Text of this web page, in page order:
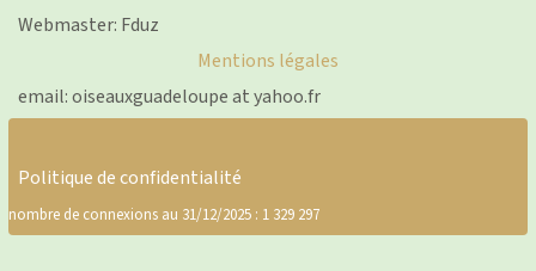
Webmaster: Fduz
Mentions légales
email: oiseauxguadeloupe at yahoo.fr
Politique de confidentialité
nombre de connexions au 31/12/2025 : 1 329 297